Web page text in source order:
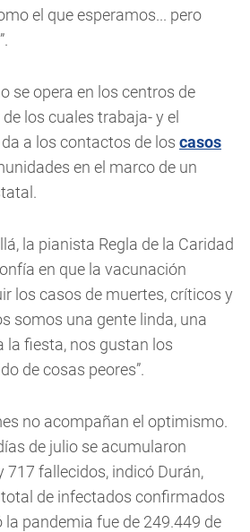
el que esperamos... pero
se opera en los centros de
los cuales trabaja- y el
a los contactos de los casos
en el marco de un
la pianista Regla de la Caridad
en que la vacunación
los casos de muertes, críticos y
somos una gente linda, una
la fiesta, nos gustan los
de cosas peores”.
no acompañan el optimismo.
de julio se acumularon
717 fallecidos, indicó Durán,
de infectados confirmados
la pandemia fue de 249.449 de